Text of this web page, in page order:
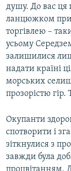
душу. До вас ця
ланцюжком
торгівлею –
усьому
залишилися
надати країні
морських
прозорістю
Окупанти
спотворити і
зіткнулися з
завжди була